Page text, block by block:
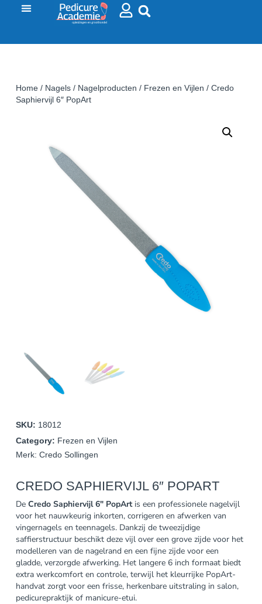
Home/ Nagels/ Nagelproducten / Frezen en Vijlen / Credo
Saphiervijl 6″ PopArt
SKU: 18012
Category: Frezen en Vijlen
Merk: Credo Sollingen
CREDO SAPHIERVIJL 6″ POPART
De Credo Saphiervijl 6″ PopArtis een professionele nagelvijl
voor het nauwkeurig inkorten, corrigeren en afwerken van
vingernagels en teennagels. Dankzij de tweezijdige
saffierstructuur beschikt deze vijl over een grove zijde voor het
modelleren van de nagelrand en een fijne zijde voor een
gladde, verzorgde afwerking. Het langere 6 inch formaat biedt
extra werkcomfort en controle, terwijl het kleurrijke PopArt-
handvat zorgt voor een frisse, herkenbare uitstraling in salon,
pedicurepraktijk of manicure-etui.